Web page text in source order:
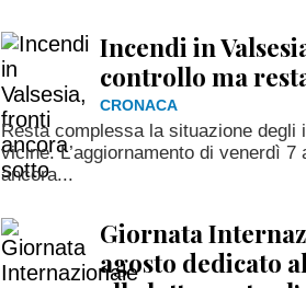
Incendi in
controllo ma
CRONACA
Resta complessa la situazione degli
vicine. L’aggiornamento di venerdì
ancora...
Giornata
agosto dedicato